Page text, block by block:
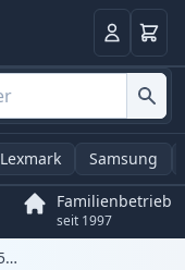
Anmelden
Lexmark Samsung
Familienbetrieb
seit 1997
i-SENSYS MF8550Cdn